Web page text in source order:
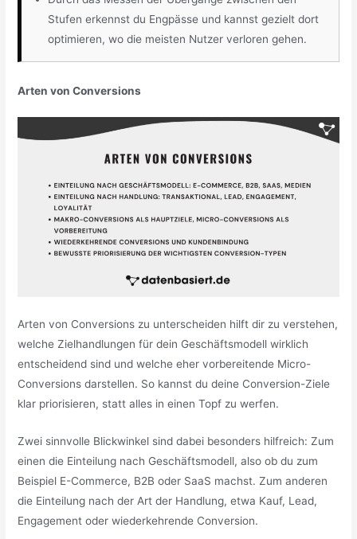
Stufen erkennst du Engpässe und kannst gezielt dort
optimieren, wo die meisten Nutzer verloren gehen.
Arten von Conversions
Arten von Conversions zu unterscheiden hilft dir zu verstehen,
welche Zielhandlungen für dein Geschäftsmodell wirklich
entscheidend sind und welche eher vorbereitende Micro-
Conversions darstellen. So kannst du deine Conversion-Ziele
klar priorisieren, statt alles in einen Topf zu werfen.
Zwei sinnvolle Blickwinkel sind dabei besonders hilfreich: Zum
einen die Einteilung nach Geschäftsmodell, also ob du zum
Beispiel E-Commerce, B2B oder SaaS machst. Zum anderen
die Einteilung nach der Art der Handlung, etwa Kauf, Lead,
Engagement oder wiederkehrende Conversion.